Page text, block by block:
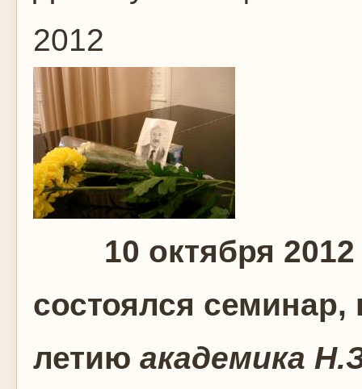
2012
10 октября 2012
состоялся
летию академика